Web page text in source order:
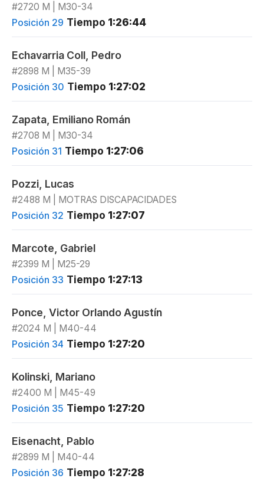
#2720 M | M30-34
Posición 29 Tiempo 1:26:44
Echavarria Coll, Pedro
#2898 M | M35-39
Posición 30 Tiempo 1:27:02
Zapata, Emiliano Román
#2708 M | M30-34
Posición 31 Tiempo 1:27:06
Pozzi, Lucas
#2488 M | MOTRAS DISCAPACIDADES
Posición 32 Tiempo 1:27:07
Marcote, Gabriel
#2399 M | M25-29
Posición 33 Tiempo 1:27:13
Ponce, Victor Orlando Agustín
#2024 M | M40-44
Posición 34 Tiempo 1:27:20
Kolinski, Mariano
#2400 M | M45-49
Posición 35 Tiempo 1:27:20
Eisenacht, Pablo
#2899 M | M40-44
Posición 36 Tiempo 1:27:28